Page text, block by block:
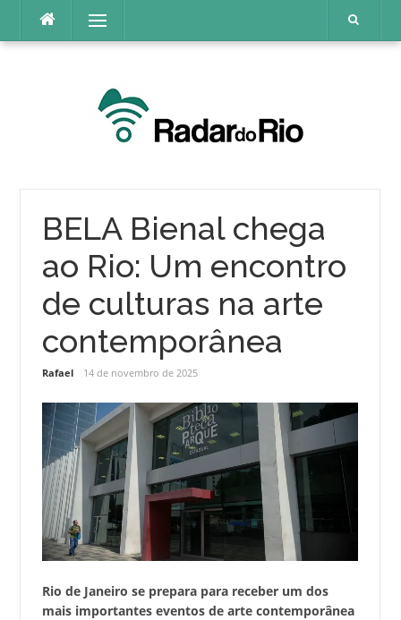
o
Menu
BELA Bienal chega
ao Rio: Um encontro
de culturas na arte
contemporânea
Rafael 14 de novembro de 2025
Rio de Janeiro se prepara para receber um dos
mais importantes eventos de arte contemporânea